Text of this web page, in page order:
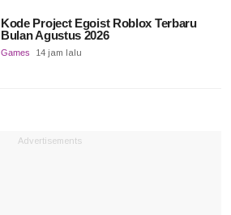
Kode Project Egoist Roblox Terbaru
Bulan Agustus 2026
Games 14 jam lalu
Advertisements